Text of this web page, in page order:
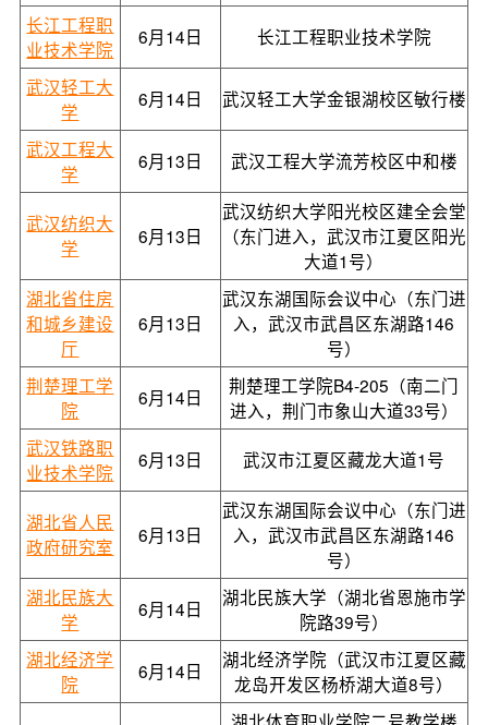
长江工程职
业技术学院
6月14日 长江工程职业技术学院
武汉轻工大
学
6月14日 武汉轻工大学金银湖校区敏行楼
武汉工程大
学
6月13日 武汉工程大学流芳校区中和楼
武汉纺织大
学
6月13日
武汉纺织大学阳光校区建全会堂
（东门进入，武汉市江夏区阳光
大道1号）
湖北省住房
和城乡建设
厅
6月13日
武汉东湖国际会议中心（东门进
入，武汉市武昌区东湖路146
号）
荆楚理工学
院
6月14日
荆楚理工学院B4-205（南二门
进入，荆门市象山大道33号）
武汉铁路职
业技术学院
6月13日 武汉市江夏区藏龙大道1号
湖北省人民
政府研究室
6月13日
武汉东湖国际会议中心（东门进
入，武汉市武昌区东湖路146
号）
湖北民族大
学
6月14日
湖北民族大学（湖北省恩施市学
院路39号）
湖北经济学
院
6月14日
湖北经济学院（武汉市江夏区藏
龙岛开发区杨桥湖大道8号）